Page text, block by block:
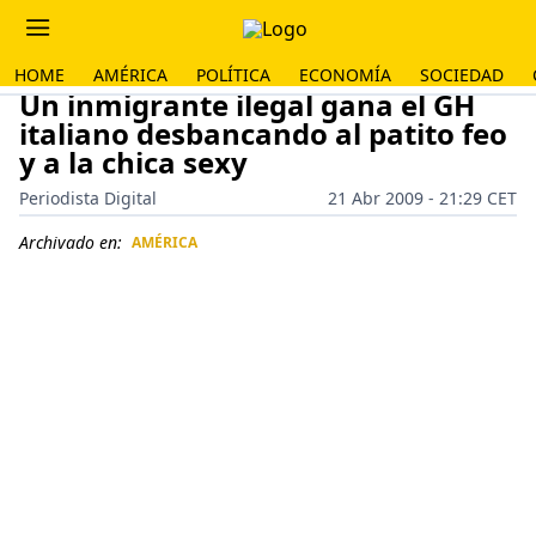
HOME AMÉRICA POLÍTICA ECONOMÍA SOCIEDAD
Un inmigrante ilegal gana el GH
italiano desbancando al patito feo
y a la chica sexy
Periodista Digital
21 Abr 2009 - 21:29 CET
Archivado en: AMÉRICA